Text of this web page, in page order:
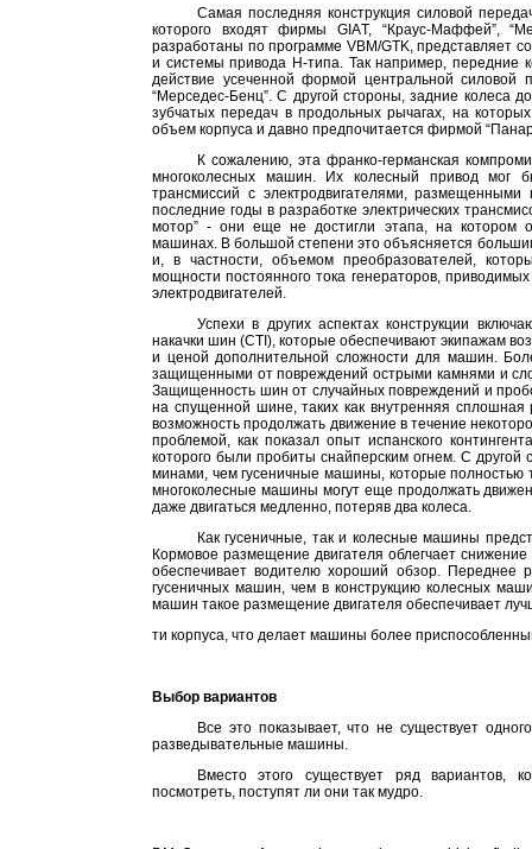
Самая последняя конструкция силовой
которого входят фирмы GIAТ, “Краус-Маффей”,
разработаны по программе VBM/GTK, представляет
и системы привода Н-типа. Так например, передние
действие усеченной формой центральной
“Мерседес-Бенц”. С другой стороны, задние колеса
зубчатых передач в продольных рычагах, на
объем корпуса и давно предпочитается фирмой
К сожалению, эта франко-германская
многоколесных машин. Их колесный привод мог
трансмиссий с электродвигателями,
последние годы в разработке электрических
мотор” - они еще не достигли этапа, на котором
машинах. В большой степени это объясняется
и, в частности, объемом преобразователей,
мощности постоянного тока генераторов,
электродвигателей.
Успехи в других аспектах конструкции
накачки шин (CTI), которые обеспечивают экипажам
и ценой дополнительной сложности для машин.
защищенными от повреждений острыми камнями и
Защищенность шин от случайных повреждений и
на спущенной шине, таких как внутренняя
возможность продолжать движение в течение
проблемой, как показал опыт испанского
которого были пробиты снайперским огнем. С
минами, чем гусеничные машины, которые полностью
многоколесные машины могут еще продолжать
даже двигаться медленно, потеряв два колеса.
Как гусеничные, так и колесные машины
Кормовое размещение двигателя облегчает
обеспечивает водителю хороший обзор. Переднее
гусеничных машин, чем в конструкцию колесных
машин такое размещение двигателя обеспечивает
ти корпуса, что делает машины более
Выбор вариантов
Все это показывает, что не существует
разведывательные машины.
Вместо этого существует ряд вариантов,
посмотреть, поступят ли они так мудро.